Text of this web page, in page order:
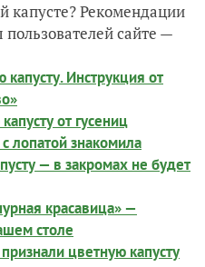
капусте? Рекомендации
сайте —
Инструкция от
от гусениц
лопатой знакомила
— в закромах не будет
красавица» —
столе
цветную капусту